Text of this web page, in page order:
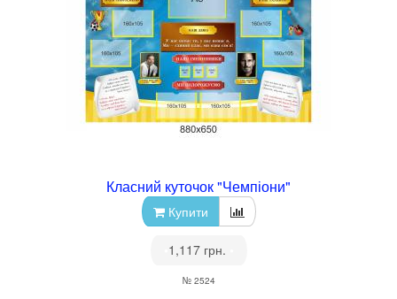
Класний куточок "Чемпіони"
Купити
1,117 грн.
№ 2524